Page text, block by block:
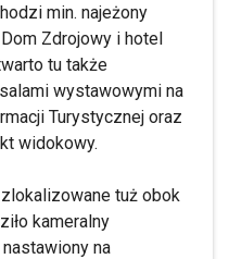
min. najeżony
Zdrojowy i hotel
tu także
wystawowymi na
Turystycznej oraz
widokowy.
tuż obok
kameralny
na